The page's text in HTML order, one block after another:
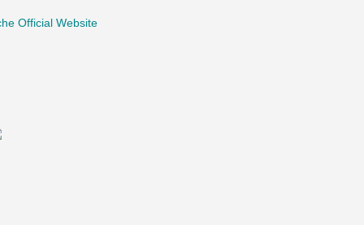
Official Website